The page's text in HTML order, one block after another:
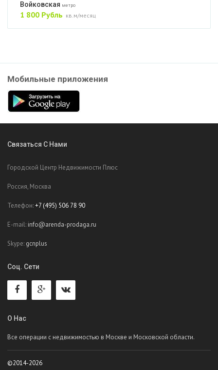
Войковская метро
1 800 Рубль кв.м/месяц
Мобильные приложения
Связаться С Нами
Городской Центр Недвижимости Плюс
Россия, Москва
Телефон:+7 (495) 506 78 90
E-mail: info@arenda-prodaga.ru
Skype: gcnplus
Соц. Сети
О Нас
Все операции с недвижимостью в Москве и Московской области.
©2014-2026